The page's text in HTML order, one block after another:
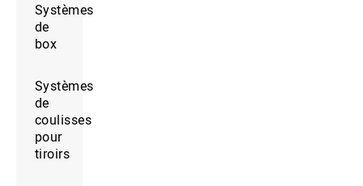
Systèmes
de
box
Systèmes
de
coulisses
pour
tiroirs